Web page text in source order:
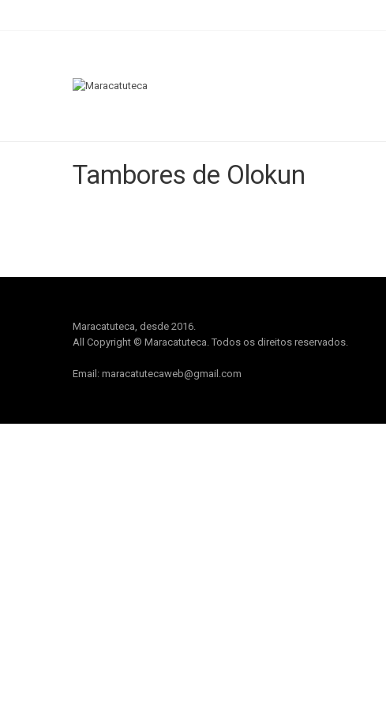
Tambores de Olokun
Maracatuteca, desde 2016.
All Copyright © Maracatuteca. Todos os direitos reservados.
Email: maracatutecaweb@gmail.com